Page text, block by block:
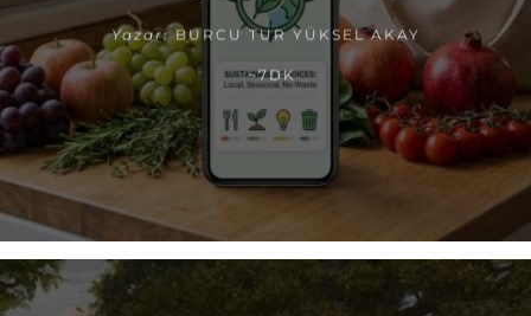
Yazar: BURCU TUR YÜKSEL AKAY
~7DK